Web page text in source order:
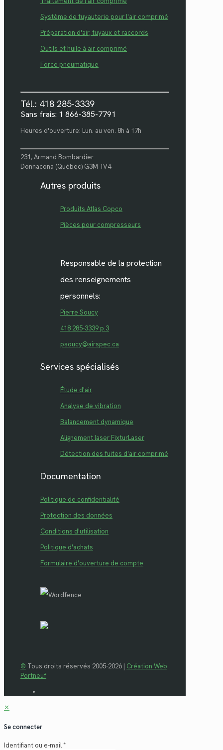
Système de tuyauterie pour l'air comprimé
Préparation d'air, tuyaux et raccords
Outils et huile à air comprimé
Force pneumatique
Tél.: 418 285-3339
Sans frais: 1 866-385-7791
Heures d'ouverture: Lun. au ven. 8h à 17h
231, Armand Bombardier
Donnacona (Québec) G3M 1V4
Autres produits
Produits Atlas Copco
Pièces pour compresseurs
Responsable de la protection
des renseignements
personnels:
Pierre Soucy
418 285-3339 p.3
psoucy@airspec.ca
Services spécialisés
Étude d'air
Analyse de vibration
Balancement dynamique
Alignement laser FixturLaser
Détection des fuites d'air comprimé
Documentation
Politique de confidentialité
Protection des données
Conditions d'utilisation
Politique d'achats
Formulaire d'ouverture de compte
© Tous droits réservés 2005-2026 | Création Web
Portneuf
✕
Se connecter
Identifiant ou e-mail*